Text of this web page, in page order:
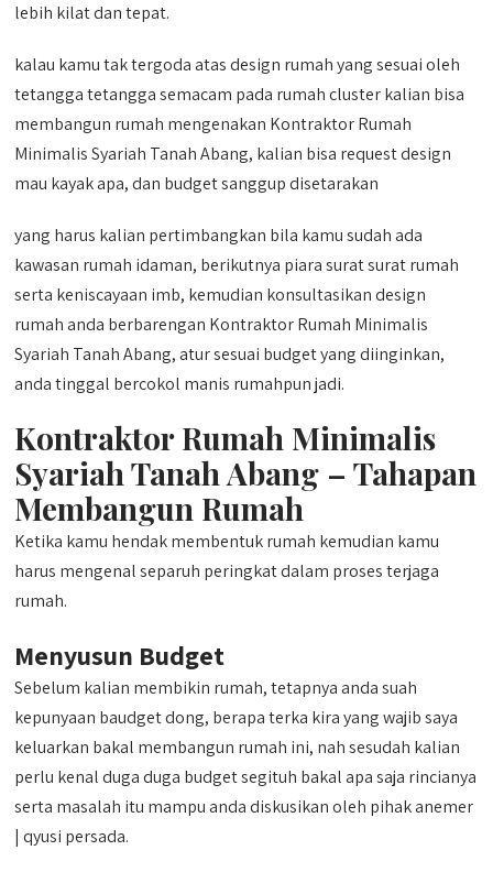
lebih kilat dan tepat.
kalau kamu tak tergoda atas design rumah yang sesuai oleh
tetangga tetangga semacam pada rumah cluster kalian bisa
membangun rumah mengenakan Kontraktor Rumah
Minimalis Syariah Tanah Abang, kalian bisa request design
mau kayak apa, dan budget sanggup disetarakan
yang harus kalian pertimbangkan bila kamu sudah ada
kawasan rumah idaman, berikutnya piara surat surat rumah
serta keniscayaan imb, kemudian konsultasikan design
rumah anda berbarengan Kontraktor Rumah Minimalis
Syariah Tanah Abang, atur sesuai budget yang diinginkan,
anda tinggal bercokol manis rumahpun jadi.
Kontraktor Rumah Minimalis
Syariah Tanah Abang – Tahapan
Membangun Rumah
Ketika kamu hendak membentuk rumah kemudian kamu
harus mengenal separuh peringkat dalam proses terjaga
rumah.
Menyusun Budget
Sebelum kalian membikin rumah, tetapnya anda suah
kepunyaan baudget dong, berapa terka kira yang wajib saya
keluarkan bakal membangun rumah ini, nah sesudah kalian
perlu kenal duga duga budget segituh bakal apa saja rincianya
serta masalah itu mampu anda diskusikan oleh pihak anemer
| qyusi persada.